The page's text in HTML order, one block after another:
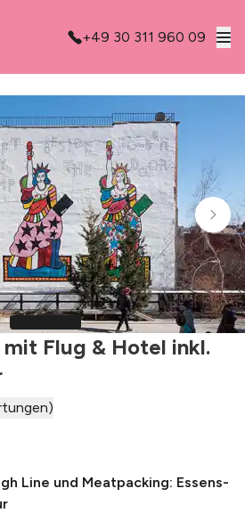
+49 30 311 960 09
Flug & Hotel inkl.
Line und Meatpacking: Essens-